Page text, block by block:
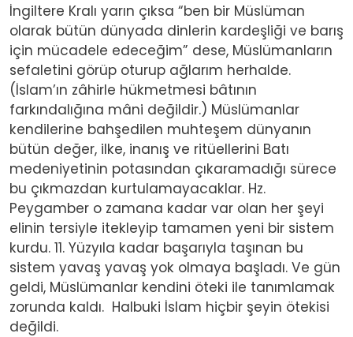
İngiltere Kralı yarın çıksa “ben bir Müslüman
olarak bütün dünyada dinlerin kardeşliği ve barış
için mücadele edeceğim” dese, Müslümanların
sefaletini görüp oturup ağlarım herhalde.
(İslam’ın zâhirle hükmetmesi bâtının
farkındalığına mâni değildir.) Müslümanlar
kendilerine bahşedilen muhteşem dünyanın
bütün değer, ilke, inanış ve ritüellerini Batı
medeniyetinin potasından çıkaramadığı sürece
bu çıkmazdan kurtulamayacaklar. Hz.
Peygamber o zamana kadar var olan her şeyi
elinin tersiyle itekleyip tamamen yeni bir sistem
kurdu. 11. Yüzyıla kadar başarıyla taşınan bu
sistem yavaş yavaş yok olmaya başladı. Ve gün
geldi, Müslümanlar kendini öteki ile tanımlamak
zorunda kaldı. Halbuki İslam hiçbir şeyin ötekisi
değildi.